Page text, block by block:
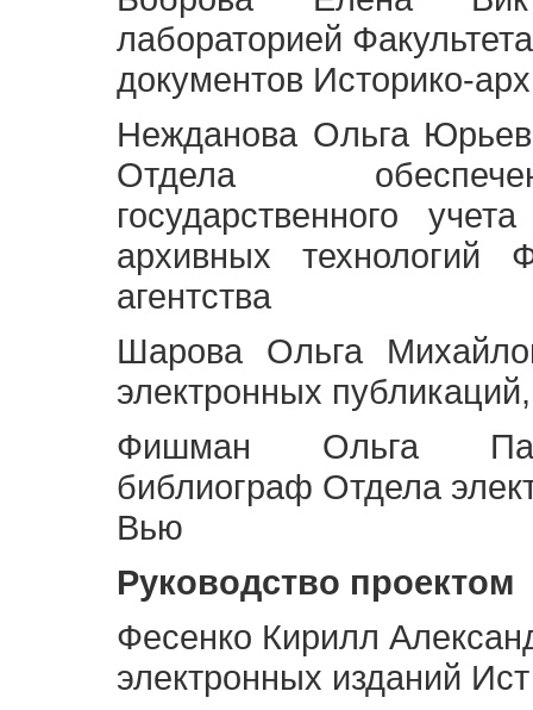
лабораторией
документов Историко-
Нежданова Ольга
Отдела
государственного
архивных технологий
агентства
Шарова Ольга
электронных
Фишман Ольга
библиограф Отдела
Вью
Руководство проектом
Фесенко Кирилл
электронных изданий